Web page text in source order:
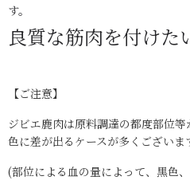
す。
良質な筋肉を付け
【ご注意】
ジビエ鹿肉は原料調達の都度部位
色に差が出るケースが多くございま
(部位による血の量によって、黒色